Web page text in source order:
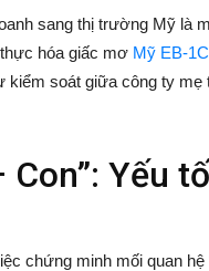
sang thị trường Mỹ là
hóa giấc mơ Mỹ EB-1C
soát giữa công ty mẹ
Yếu
chứng minh mối quan hệ